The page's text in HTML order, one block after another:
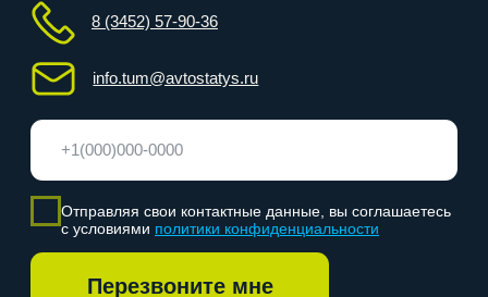
ООО «Автостатус», 2026 г. Все права защищены